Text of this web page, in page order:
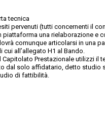
tecnica
pervenuti (tutti concernenti il
una rielaborazione e
comunque articolarsi in una
all’allegato H1 al Bando.
Prestazionale utilizzi
dal solo affidatario, detto studio
di fattibilità.